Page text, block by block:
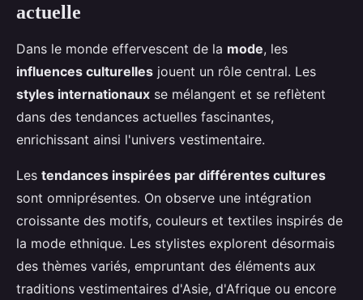
actuelle
Dans le monde effervescent de la mode, les
influences culturelles jouent un rôle central. Les
styles internationaux se mélangent et se reflètent
dans des tendances actuelles fascinantes,
enrichissant ainsi l'univers vestimentaire.
Les tendances inspirées par différentes cultures
sont omniprésentes. On observe une intégration
croissante des motifs, couleurs et textiles inspirés de
la mode ethnique. Les stylistes explorent désormais
des thèmes variés, empruntant des éléments aux
traditions vestimentaires d'Asie, d'Afrique ou encore